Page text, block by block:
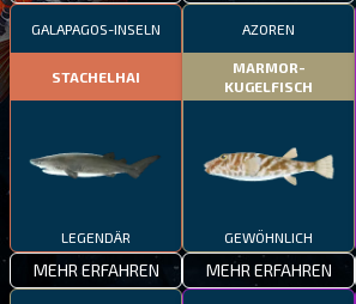
GALAPAGOS-INSELN
STACHELHAI
LEGENDÄR
MEHR ERFAHREN
AZOREN
MARMOR-
KUGELFISCH
GEWÖHNLICH
MEHR ERFAHREN